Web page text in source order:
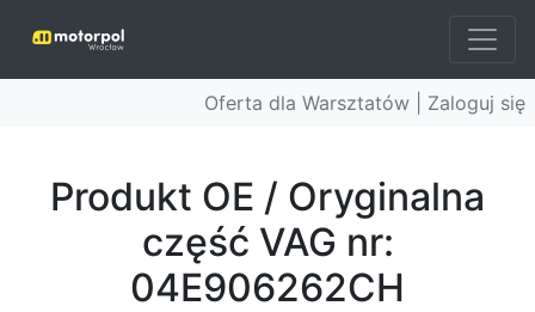
Oferta dla Warsztatów | Zaloguj się
Produkt OE / Oryginalna
część VAG nr:
04E906262CH